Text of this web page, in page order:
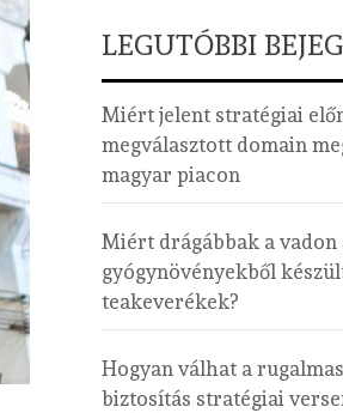
LEGUTÓBBI
Miért jelent stratégiai
megválasztott domain
magyar piacon
Miért drágábbak a vadon
gyógynövényekből
teakeverékek?
Hogyan válhat a
biztosítás stratégiai